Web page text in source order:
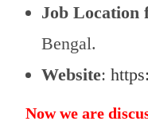
Job Location
Bengal.
Website:
Now we are